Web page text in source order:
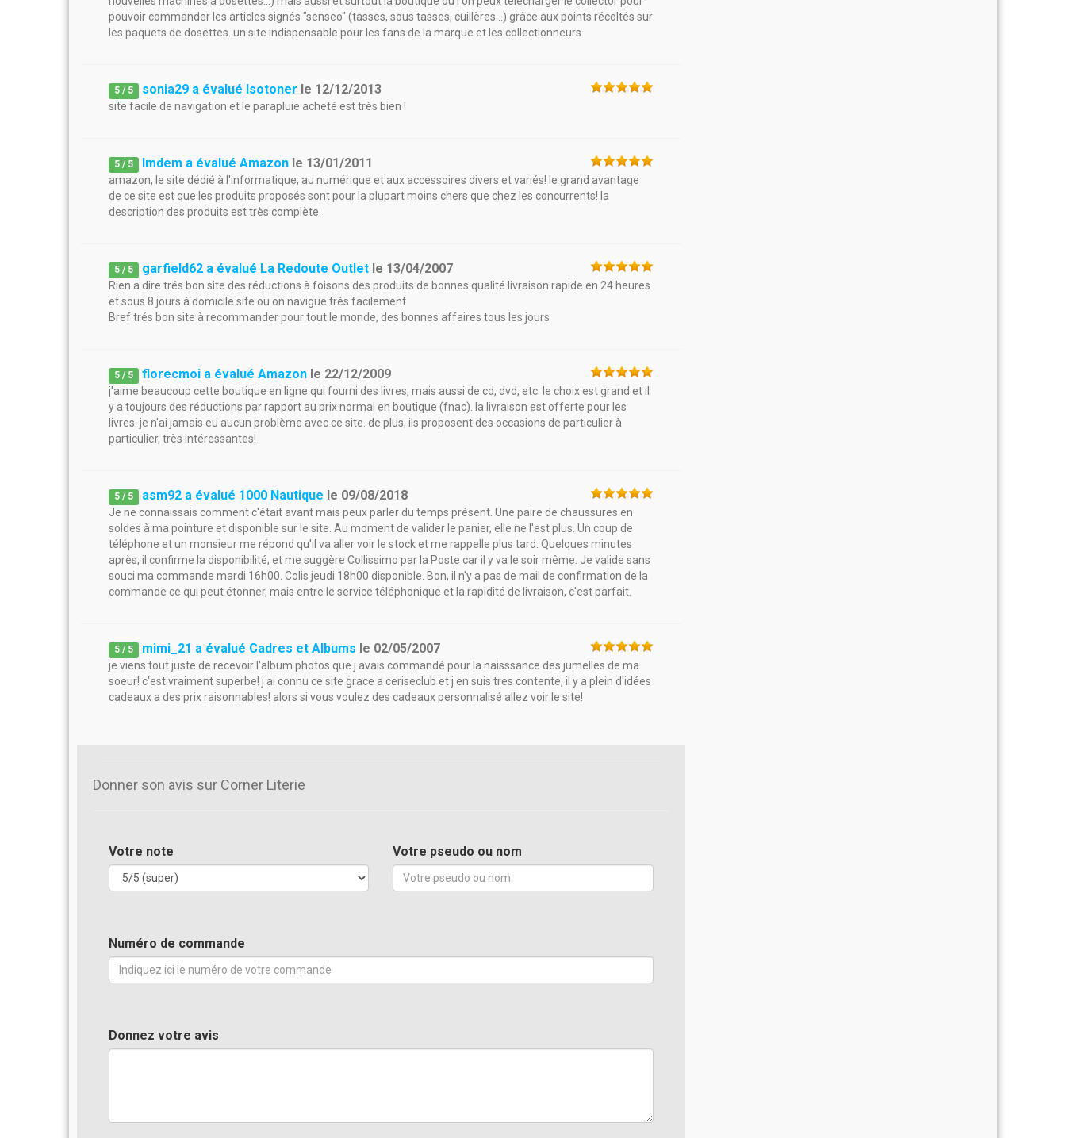
pouvoir commander les articles signés "senseo" (tasses, sous tasses, cuillères...) grâce aux points récoltés sur
les paquets de dosettes. un site indispensable pour les fans de la marque et les collectionneurs.
5 / 5 sonia29 a évalué Isotoner le 12/12/2013
site facile de navigation et le parapluie acheté est très bien !
5 / 5 lmdem a évalué Amazon le 13/01/2011
amazon, le site dédié à l'informatique, au numérique et aux accessoires divers et variés! le grand avantage
de ce site est que les produits proposés sont pour la plupart moins chers que chez les concurrents! la
description des produits est très complète.
5 / 5 garfield62 a évalué La Redoute Outlet le 13/04/2007
Rien a dire trés bon site des réductions à foisons des produits de bonnes qualité livraison rapide en 24 heures
et sous 8 jours à domicile site ou on navigue trés facilement
Bref trés bon site à recommander pour tout le monde, des bonnes affaires tous les jours
5 / 5 florecmoi a évalué Amazon le 22/12/2009
j'aime beaucoup cette boutique en ligne qui fourni des livres, mais aussi de cd, dvd, etc. le choix est grand et il
y a toujours des réductions par rapport au prix normal en boutique (fnac). la livraison est offerte pour les
livres. je n'ai jamais eu aucun problème avec ce site. de plus, ils proposent des occasions de particulier à
particulier, très intéressantes!
5 / 5 asm92 a évalué 1000 Nautique le 09/08/2018
Je ne connaissais comment c'était avant mais peux parler du temps présent. Une paire de chaussures en
soldes à ma pointure et disponible sur le site. Au moment de valider le panier, elle ne l'est plus. Un coup de
téléphone et un monsieur me répond qu'il va aller voir le stock et me rappelle plus tard. Quelques minutes
après, il confirme la disponibilité, et me suggère Collissimo par la Poste car il y va le soir même. Je valide sans
souci ma commande mardi 16h00. Colis jeudi 18h00 disponible. Bon, il n'y a pas de mail de confirmation de la
commande ce qui peut étonner, mais entre le service téléphonique et la rapidité de livraison, c'est parfait.
5 / 5 mimi_21 a évalué Cadres et Albums le 02/05/2007
je viens tout juste de recevoir l'album photos que j avais commandé pour la naisssance des jumelles de ma
soeur! c'est vraiment superbe! j ai connu ce site grace a ceriseclub et j en suis tres contente, il y a plein d'idées
cadeaux a des prix raisonnables! alors si vous voulez des cadeaux personnalisé allez voir le site!
Donner son avis sur Corner Literie
Votre note Votre pseudo ou nom
Numéro de commande
Donnez votre avis